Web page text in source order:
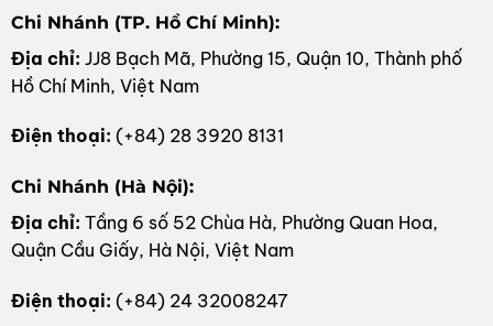
Chi Nhánh (TP. Hồ Chí Minh):
Địa chỉ: JJ8 Bạch Mã, Phường 15, Quận 10, Thành phố
Hồ Chí Minh, Việt Nam
Điện thoại: (+84) 28 3920 8131
Chi Nhánh (Hà Nội):
Địa chỉ: Tầng 6 số 52 Chùa Hà, Phường Quan Hoa,
Quận Cầu Giấy, Hà Nội, Việt Nam
Điện thoại: (+84) 24 32008247